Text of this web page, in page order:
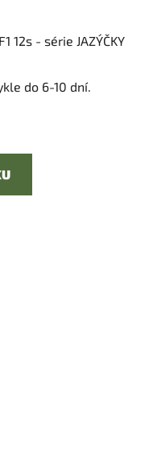
12s - série JAZÝČKY
do 6-10 dní.